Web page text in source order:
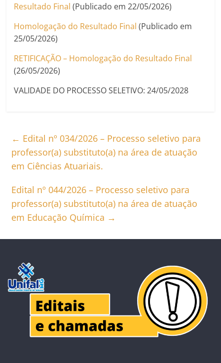
Resultado Final (Publicado em 22/05/2026)
Homologação do Resultado Final (Publicado em
25/05/2026)
RETIFICAÇÃO – Homologação do Resultado Final
(26/05/2026)
VALIDADE DO PROCESSO SELETIVO: 24/05/2028
← Edital nº 034/2026 – Processo seletivo para
professor(a) substituto(a) na área de atuação
em Ciências Atuariais.
Edital nº 044/2026 – Processo seletivo para
professor(a) substituto(a) na área de atuação
em Educação Química →